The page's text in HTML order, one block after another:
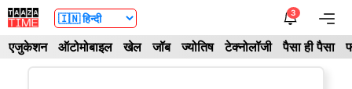
Skip
to
content
3
एजुकेशन ऑटोमोबाइल खेल जॉब ज्योतिष टेक्नोलॉजी पैसा ही पैसा